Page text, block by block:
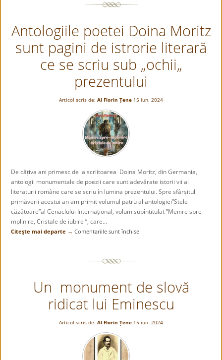
Antologiile poetei Doina Moritz
sunt pagini de istrorie literară
ce se scriu sub „ochii„
prezentului
Articol scris de: Al Florin Țene 15 iun. 2024
De câțiva ani primesc de la scriitoarea Doina Moritz, din Germania,
antologii monumentale de poezii care sunt adevărate istorii vii ai
literaturii române care se scriu în lumina prezentului. Spre sfârșitul
primăverii acestui an am primit volumul patru al antologiei”Stele
căzătoare”al Cenaclului Internațional, volum subîntitulat ”Menire spre-
mplinire, Cristale de iubire ”, care...
Citeşte mai departe → Comentariile sunt închise
sunt
pagini
de
istrorie
literară
Un monument de slovă
ridicat lui Eminescu
Articol scris de: Al Florin Țene 15 iun. 2024